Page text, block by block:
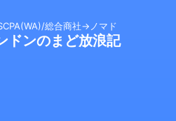
総合商社→ノマド
ドンのまど放浪記